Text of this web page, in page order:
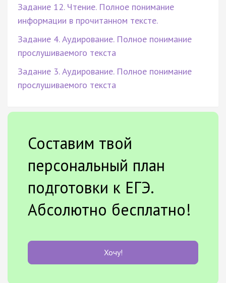
Задание 12. Чтение. Полное понимание
информации в прочитанном тексте.
Задание 4. Аудирование. Полное понимание
прослушиваемого текста
Задание 3. Аудирование. Полное понимание
прослушиваемого текста
Составим твой
персональный план
подготовки к ЕГЭ.
Абсолютно бесплатно!
Хочу!